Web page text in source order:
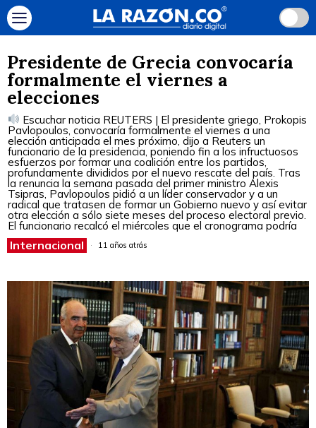
Presidente de Grecia convocaría
formalmente el viernes a
elecciones
Escuchar noticia REUTERS | El presidente griego, Prokopis
Pavlopoulos, convocaría formalmente el viernes a una
elección anticipada el mes próximo, dijo a Reuters un
funcionario de la presidencia, poniendo fin a los infructuosos
esfuerzos por formar una coalición entre los partidos,
profundamente divididos por el nuevo rescate del país. Tras
la renuncia la semana pasada del primer ministro Alexis
Tsipras, Pavlopoulos pidió a un líder conservador y a un
radical que tratasen de formar un Gobierno nuevo y así evitar
otra elección a sólo siete meses del proceso electoral previo.
El funcionario recalcó el miércoles que el cronograma podría
Internacional 11 años atrás